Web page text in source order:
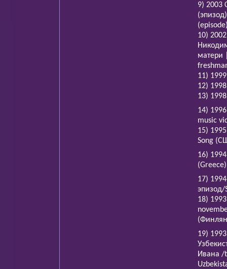
9) 2003
10)
матери
11)
12)
13)
14)
music
15)
Song
16)
(Greece)
17)
эпизод/
18)
19)
Ивана /